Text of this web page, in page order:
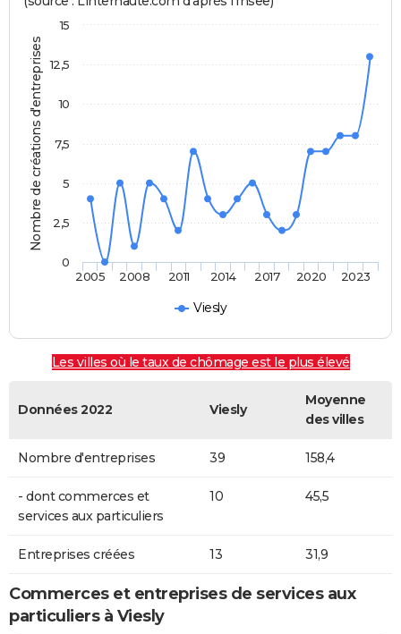
Nombre de créations d'entreprises
Viesly
2005 2008 2011 2014 2017 2020 2023
0
2,5
5
7,5
10
12,5
15
Les villes où le taux de chômage est le plus élevé
Données 2022 Viesly
Moyenne
des villes
Nombre d'entreprises 39 158,4
- dont commerces et
services aux particuliers
10 45,5
Entreprises créées 13 31,9
Commerces et entreprises de services aux
particuliers à Viesly